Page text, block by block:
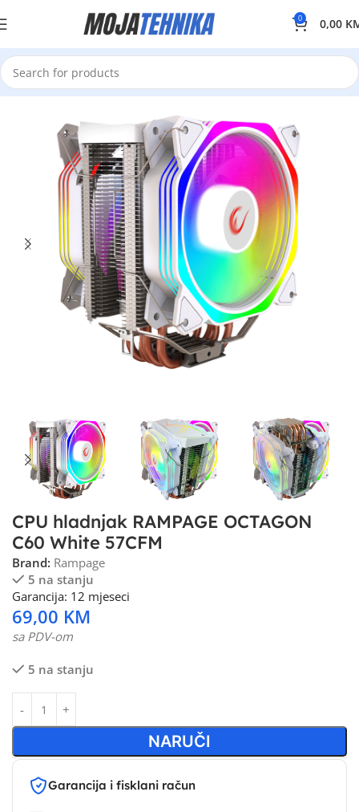
0 0,00
CPU hladnjak RAMPAGE OCTAGON
C60 White 57CFM
Brand: Rampage
5 na stanju
Garancija: 12 mjeseci
69,00 KM
sa PDV-om
5 na stanju
NARUČI
Garancija i fisklani račun